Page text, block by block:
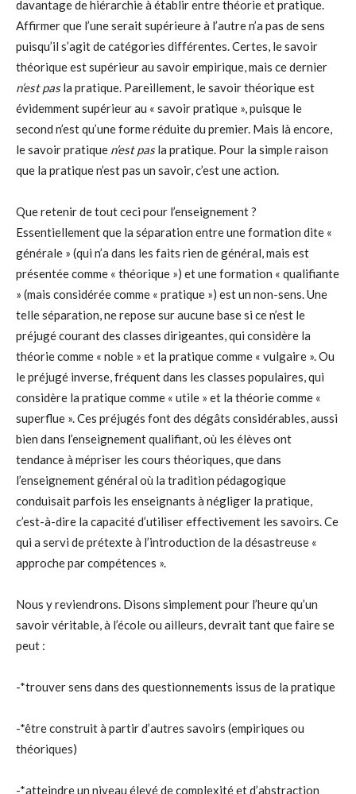
davantage de hiérarchie à établir entre théorie et pratique.
Affirmer que l’une serait supérieure à l’autre n’a pas de sens
puisqu’il s’agit de catégories différentes. Certes, le savoir
théorique est supérieur au savoir empirique, mais ce dernier
n’est pasla pratique. Pareillement, le savoir théorique est
évidemment supérieur au « savoir pratique », puisque le
second n’est qu’une forme réduite du premier. Mais là encore,
le savoir pratique n’est pasla pratique. Pour la simple raison
que la pratique n’est pas un savoir, c’est une action.
Que retenir de tout ceci pour l’enseignement ?
Essentiellement que la séparation entre une formation dite «
générale » (qui n’a dans les faits rien de général, mais est
présentée comme « théorique ») et une formation « qualifiante
» (mais considérée comme « pratique ») est un non-sens. Une
telle séparation, ne repose sur aucune base si ce n’est le
préjugé courant des classes dirigeantes, qui considère la
théorie comme « noble » et la pratique comme « vulgaire ». Ou
le préjugé inverse, fréquent dans les classes populaires, qui
considère la pratique comme « utile » et la théorie comme «
superflue ». Ces préjugés font des dégâts considérables, aussi
bien dans l’enseignement qualifiant, où les élèves ont
tendance à mépriser les cours théoriques, que dans
l’enseignement général où la tradition pédagogique
conduisait parfois les enseignants à négliger la pratique,
c’est-à-dire la capacité d’utiliser effectivement les savoirs. Ce
qui a servi de prétexte à l’introduction de la désastreuse «
approche par compétences ».
Nous y reviendrons. Disons simplement pour l’heure qu’un
savoir véritable, à l’école ou ailleurs, devrait tant que faire se
peut :
-*trouver sens dans des questionnements issus de la pratique
-*être construit à partir d’autres savoirs (empiriques ou
théoriques)
-*atteindre un niveau élevé de complexité et d’abstraction